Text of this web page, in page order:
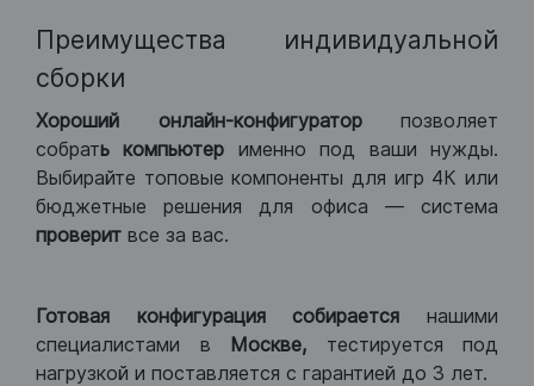
Преимущества индивидуальной
сборки
Хороший онлайн-конфигураторпозволяет
собрать компьютер именно под ваши нужды.
Выбирайте топовые компоненты для игр 4К или
бюджетные решения для офиса — система
проверит все за вас.
Готовая конфигурация собираетсянашими
специалистами в Москве, тестируется под
нагрузкой и поставляется с гарантией до 3 лет.